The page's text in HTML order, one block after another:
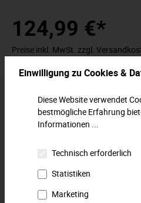
124,99 €*
Preise inkl. MwSt. zzgl.
Variante
Zum Merkzettel hinzufügen
Beschreibung
Einwilligung zu Cookies &
Diese Website verwendet
bestmögliche Erfahrung
Informationen ...
Technisch erforderlich
Statistiken
Marketing